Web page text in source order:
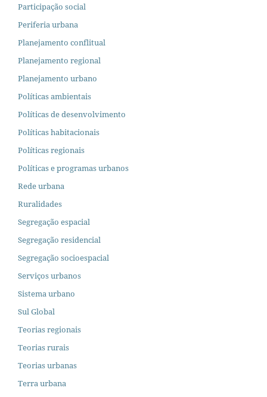
Participação social
Periferia urbana
Planejamento conflitual
Planejamento regional
Planejamento urbano
Políticas ambientais
Políticas de desenvolvimento
Políticas habitacionais
Políticas regionais
Políticas e programas urbanos
Rede urbana
Ruralidades
Segregação espacial
Segregação residencial
Segregação socioespacial
Serviços urbanos
Sistema urbano
Sul Global
Teorias regionais
Teorias rurais
Teorias urbanas
Terra urbana